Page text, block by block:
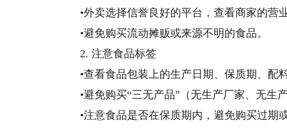
•外卖选择信誉良好的平台，查看商家的营业
•避免购买流动摊贩或来源不明的食品。
2. 注意食品标签
•查看食品包装上的生产日期、保质期、配料
•避免购买“三无产品”（无生产厂家、无生产
•注意食品是否在保质期内，避免购买过期或